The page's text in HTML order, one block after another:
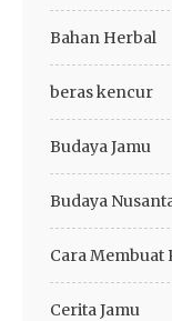
Bahan Herbal
beras kencur
Budaya Jamu
Budaya
Cara Membuat
Cerita Jamu